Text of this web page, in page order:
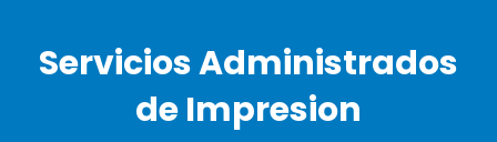
Servicios Administrados
de Impresion